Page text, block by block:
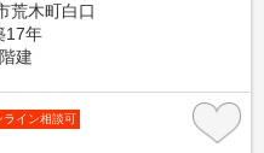
荒木町白口
17年
建
ライン相談可